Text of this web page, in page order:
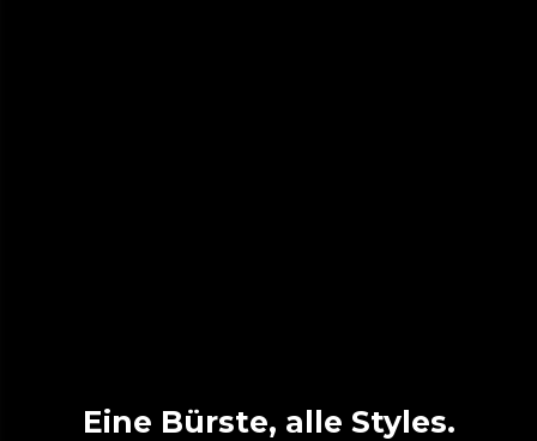
Eine Bürste, alle Styles.